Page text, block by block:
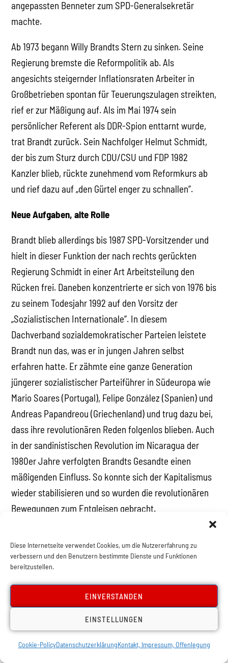
Diese Internetseite verwendet Cookies, um die Nutzererfahrung zu
verbessern und den Benutzern bestimmte Dienste und Funktionen
bereitzustellen.
EINVERSTANDEN
EINSTELLUNGEN
Cookie-PolicyDatenschutzerklärungKontakt, Impressum, Offenlegung
angepassten Benneter zum SPD-Generalsekretär
machte.
Ab 1973 begann Willy Brandts Stern zu sinken. Seine
Regierung bremste die Reformpolitik ab. Als
angesichts steigernder Inflationsraten Arbeiter in
Großbetrieben spontan für Teuerungszulagen streikten,
rief er zur Mäßigung auf. Als im Mai 1974 sein
persönlicher Referent als DDR-Spion enttarnt wurde,
trat Brandt zurück. Sein Nachfolger Helmut Schmidt,
der bis zum Sturz durch CDU/CSU und FDP 1982
Kanzler blieb, rückte zunehmend vom Reformkurs ab
und rief dazu auf „den Gürtel enger zu schnallen“.
Neue Aufgaben, alte Rolle
Brandt blieb allerdings bis 1987 SPD-Vorsitzender und
hielt in dieser Funktion der nach rechts gerückten
Regierung Schmidt in einer Art Arbeitsteilung den
Rücken frei. Daneben konzentrierte er sich von 1976 bis
zu seinem Todesjahr 1992 auf den Vorsitz der
„Sozialistischen Internationale“. In diesem
Dachverband sozialdemokratischer Parteien leistete
Brandt nun das, was er in jungen Jahren selbst
erfahren hatte. Er zähmte eine ganze Generation
jüngerer sozialistischer Parteiführer in Südeuropa wie
Mario Soares (Portugal), Felipe González (Spanien) und
Andreas Papandreou (Griechenland) und trug dazu bei,
dass ihre revolutionären Reden folgenlos blieben. Auch
in der sandinistischen Revolution im Nicaragua der
1980er Jahre verfolgten Brandts Gesandte einen
mäßigenden Einfluss. So konnte sich der Kapitalismus
wieder stabilisieren und so wurden die revolutionären
Bewegungen zum Entgleisen gebracht.
an die BRD auf kapitalistischer Basis abzeichnete, war
der Patriot Brandt von den Ereignissen beseelt und
freute sich: „Jetzt wächst zusammen, was zusammen
gehört.“ Den um ihre Arbeitsplätze fürchtenden DDR-
Auftritte in der sich auflösenden DDR waren eher ein
Wiedersehen mit einer Ikone, die hier Anfang der